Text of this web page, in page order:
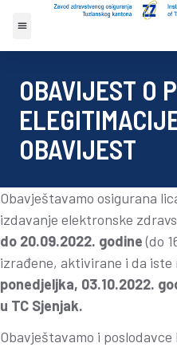
OBAVIJEST O
OBAVIJEST
Obavještavamo osigurana
izdavanje elektronske
do 20.09.2022. godine(do
izrađene, aktivirane i da iste
ponedjeljka, 03.10.2022.
u TC Sjenjak.
Obavještavamo i